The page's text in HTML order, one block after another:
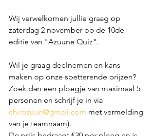
Wij verwelkomen jullie graag op
zaterdag 2 november op de 10de
editie van "Azuune Quiz".
Wil je graag deelnemen en kans
maken op onze spetterende prijzen?
Zoek dan een ploegje van maximaal 5
personen en schrijf je in via
chirozuun@gmail.com met vermelding
van je teamnaam).